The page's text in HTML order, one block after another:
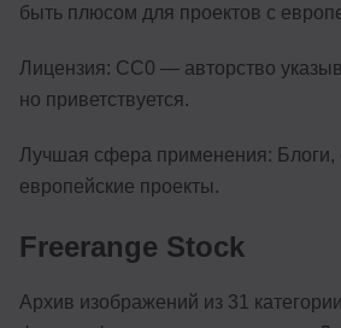
быть плюсом для проектов с
Лицензия: CC0 — авторство
но приветствуется.
Лучшая сфера применения: Блоги,
европейские проекты.
Freerange Stock
Архив изображений из 31